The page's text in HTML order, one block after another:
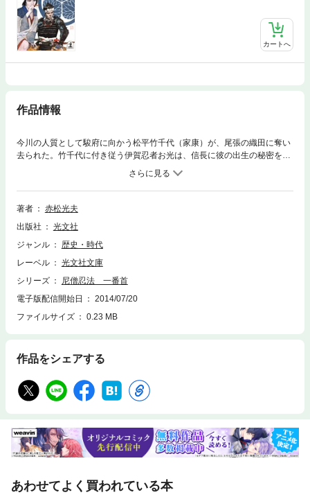
カートへ
作品情報
今川の人質として駿府に向かう松平竹千代（家康）が、尾張の織田に奪い
去られた。竹千代に付き従う伊賀忍者お光は、信長に彼の出生の秘密を話
す。竹千代は双子なのか。やがて織田と今川で人質交換が成立。信長は本
物の竹千代を近習とし、ニセ者を今川に送る。数奇な運命をもつ二人は若
武者に成長し、敵味方となって田楽狭間で対決する。新尼僧シリーズ。
著者
赤松光夫
出版社
光文社
ジャンル
歴史・時代
レーベル
光文社文庫
シリーズ
尼僧忍法 一番首
電子版配信開始日
2014/07/20
ファイルサイズ
0.23 MB
作品をシェアする
あわせてよく買われている本